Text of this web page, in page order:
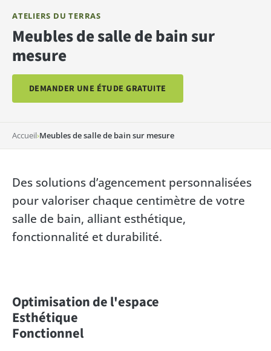
ATELIERS DU TERRAS
Meubles de salle de bain sur
mesure
DEMANDER UNE ÉTUDE GRATUITE
Accueil›Meubles de salle de bain sur mesure
Des solutions d’agencement personnalisées
pour valoriser chaque centimètre de votre
salle de bain, alliant esthétique,
fonctionnalité et durabilité.
Optimisation de l'espace
Esthétique
Fonctionnel